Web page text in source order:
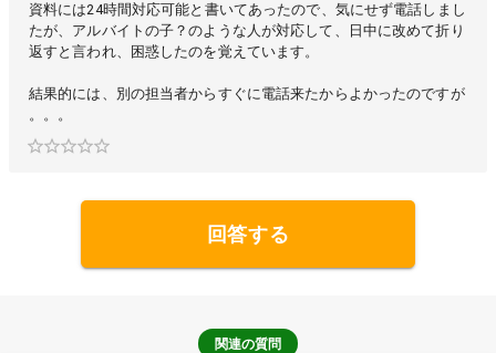
資料には24時間対応可能と書いてあったので、気にせず電話しまし
たが、アルバイトの子？のような人が対応して、日中に改めて折り
返すと言われ、困惑したのを覚えています。
結果的には、別の担当者からすぐに電話来たからよかったのですが
。。。
回答する
関連の質問